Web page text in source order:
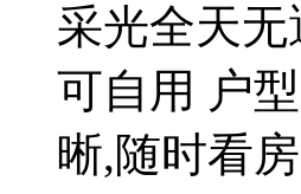
采光全天
可自用 户
晰,随时看